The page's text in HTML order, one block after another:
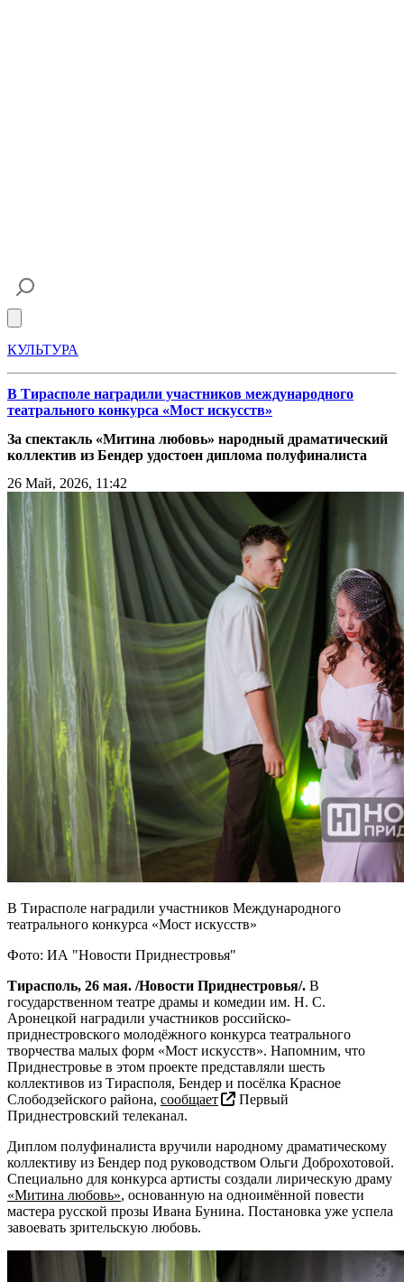
КУЛЬТУРА
В Тирасполе наградили участников международного
театрального конкурса «Мост искусств»
За спектакль «Митина любовь» народный драматический
коллектив из Бендер удостоен диплома полуфиналиста
26 Май, 2026, 11:42
В Тирасполе наградили участников Международного
театрального конкурса «Мост искусств»
Фото: ИА "Новости Приднестровья"
Тирасполь, 26 мая. /Новости Приднестровья/. В
государственном театре драмы и комедии им. Н. С.
Аронецкой наградили участников российско-
приднестровского молодёжного конкурса театрального
творчества малых форм «Мост искусств». Напомним, что
Приднестровье в этом проекте представляли шесть
коллективов из Тирасполя, Бендер и посёлка Красное
Слободзейского района, сообщает
Первый
Приднестровский телеканал.
Диплом полуфиналиста вручили народному драматическому
коллективу из Бендер под руководством Ольги Доброхотовой.
Специально для конкурса артисты создали лирическую драму
«Митина любовь», основанную на одноимённой повести
мастера русской прозы Ивана Бунина. Постановка уже успела
завоевать зрительскую любовь.